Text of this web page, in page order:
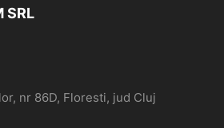
SRL
nr 86D, Floresti, jud Cluj